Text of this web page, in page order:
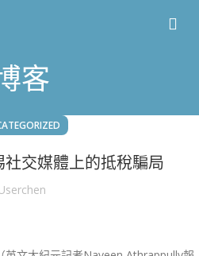
客
交媒體上的抵稅騙局